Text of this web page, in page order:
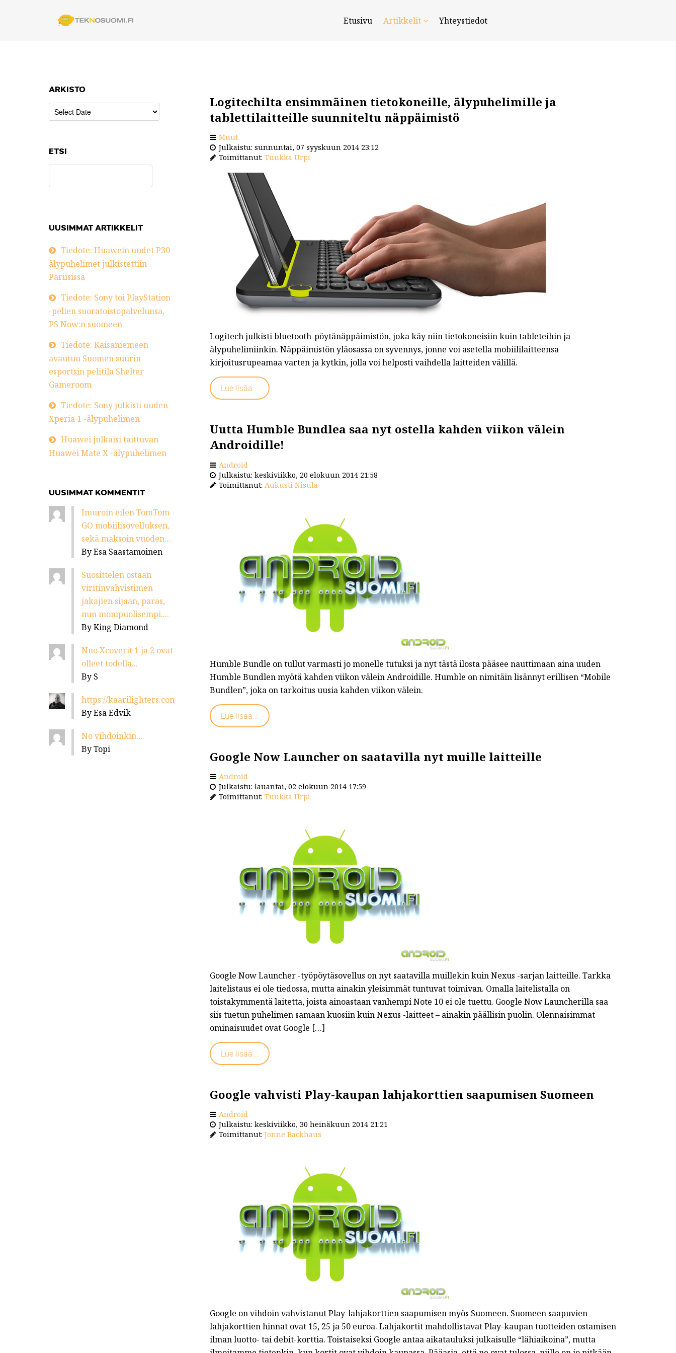
Etusivu Artikkelit Yhteystiedot
Logitechilta ensimmäinen tietokoneille, älypuhelimille ja
tablettilaitteille suunniteltu näppäimistö
Muut
Julkaistu: sunnuntai, 07 syyskuun 2014 23:12
Toimittanut: Tuukka Urpi
Logitech julkisti bluetooth-pöytänäppäimistön, joka käy niin tietokoneisiin kuin tableteihin ja
älypuhelimiinkin. Näppäimistön yläosassa on syvennys, jonne voi asetella mobiililaitteensa
kirjoitusrupeamaa varten ja kytkin, jolla voi helposti vaihdella laitteiden välillä.
Lue lisää...
Uutta Humble Bundlea saa nyt ostella kahden viikon välein
Androidille!
Android
Julkaistu: keskiviikko, 20 elokuun 2014 21:58
Toimittanut: Aukusti Nisula
Humble Bundle on tullut varmasti jo monelle tutuksi ja nyt tästä ilosta pääsee nauttimaan aina uuden
Humble Bundlen myötä kahden viikon välein Androidille. Humble on nimitäin lisännyt erillisen “Mobile
Bundlen”, joka on tarkoitus uusia kahden viikon välein.
Lue lisää...
Google Now Launcher on saatavilla nyt muille laitteille
Android
Julkaistu: lauantai, 02 elokuun 2014 17:59
Toimittanut: Tuukka Urpi
Google Now Launcher -työpöytäsovellus on nyt saatavilla muillekin kuin Nexus -sarjan laitteille. Tarkka
laitelistaus ei ole tiedossa, mutta ainakin yleisimmät tuntuvat toimivan. Omalla laitelistalla on
toistakymmentä laitetta, joista ainoastaan vanhempi Note 10 ei ole tuettu. Google Now Launcherilla saa
siis tuetun puhelimen samaan kuosiin kuin Nexus -laitteet – ainakin päällisin puolin. Olennaisimmat
ominaisuudet ovat Google […]
Lue lisää...
Google vahvisti Play-kaupan lahjakorttien saapumisen Suomeen
Android
Julkaistu: keskiviikko, 30 heinäkuun 2014 21:21
Toimittanut: Jonne Backhaus
Google on vihdoin vahvistanut Play-lahjakorttien saapumisen myös Suomeen. Suomeen saapuvien
lahjakorttien hinnat ovat 15, 25 ja 50 euroa. Lahjakortit mahdollistavat Play-kaupan tuotteiden ostamisen
ilman luotto- tai debit-korttia. Toistaiseksi Google antaa aikatauluksi julkaisulle “lähiaikoina”, mutta
ARKISTO
ETSI
UUSIMMAT ARTIKKELIT
Tiedote: Huawein uudet P30-
älypuhelimet julkistettiin
Pariisissa
Tiedote: Sony toi PlayStation
-pelien suoratoistopalvelunsa,
PS Now:n suomeen
Tiedote: Kaisaniemeen
avautuu Suomen suurin
esportsin pelitila Shelter
Gameroom
Tiedote: Sony julkisti uuden
Xperia 1 -älypuhelimen
Huawei julkaisi taittuvan
Huawei Mate X -älypuhelimen
UUSIMMAT KOMMENTIT
Imuroin eilen TomTom
GO mobiilisovelluksen,
sekä maksoin vuoden...
By Esa Saastamoinen
Suosittelen ostaan
viritinvahvistimen
jakajien sijaan, paras,
mm monipuolisempi....
By King Diamond
Nuo Xcoverit 1 ja 2 ovat
olleet todella...
By S
https://kaarilighters.com/jalleenmyyjat/...
By Esa Edvik
No vihdoinkin....
By Topi